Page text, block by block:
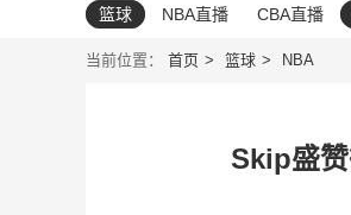
篮球 NBA直播 CBA直播
当前位置： 首页 篮球 NBA
Skip盛